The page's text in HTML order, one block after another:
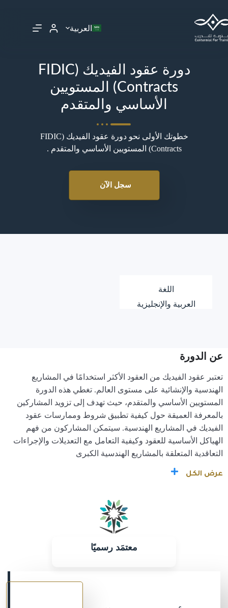
العربية
دورة عقود الفيديك (FIDIC
Contracts) المستويين
الأساسي والمتقدم
خطوتك الأولى نحو دورة عقود الفيديك (FIDIC
Contracts) المستويين الأساسي والمتقدم .
سجل الآن
اللغة
العربية والإنجليزية
عن الدورة
تعتبر عقود الفيديك من العقود الأكثر استخدامًا في المشاريع
الهندسية والإنشائية على مستوى العالم. تغطي هذه الدورة
المستويين الأساسي والمتقدم، حيث تهدف إلى تزويد المشاركين
بالمعرفة العميقة حول كيفية تطبيق شروط وممارسات عقود
الفيديك في المشاريع الهندسية. سيتمكن المشاركون من فهم
الهياكل الأساسية للعقود وكيفية التعامل مع التعديلات والإجراءات
التعاقدية المتعلقة بالمشاريع الهندسية الكبرى
عرض الكل
معتمَد رسميًا